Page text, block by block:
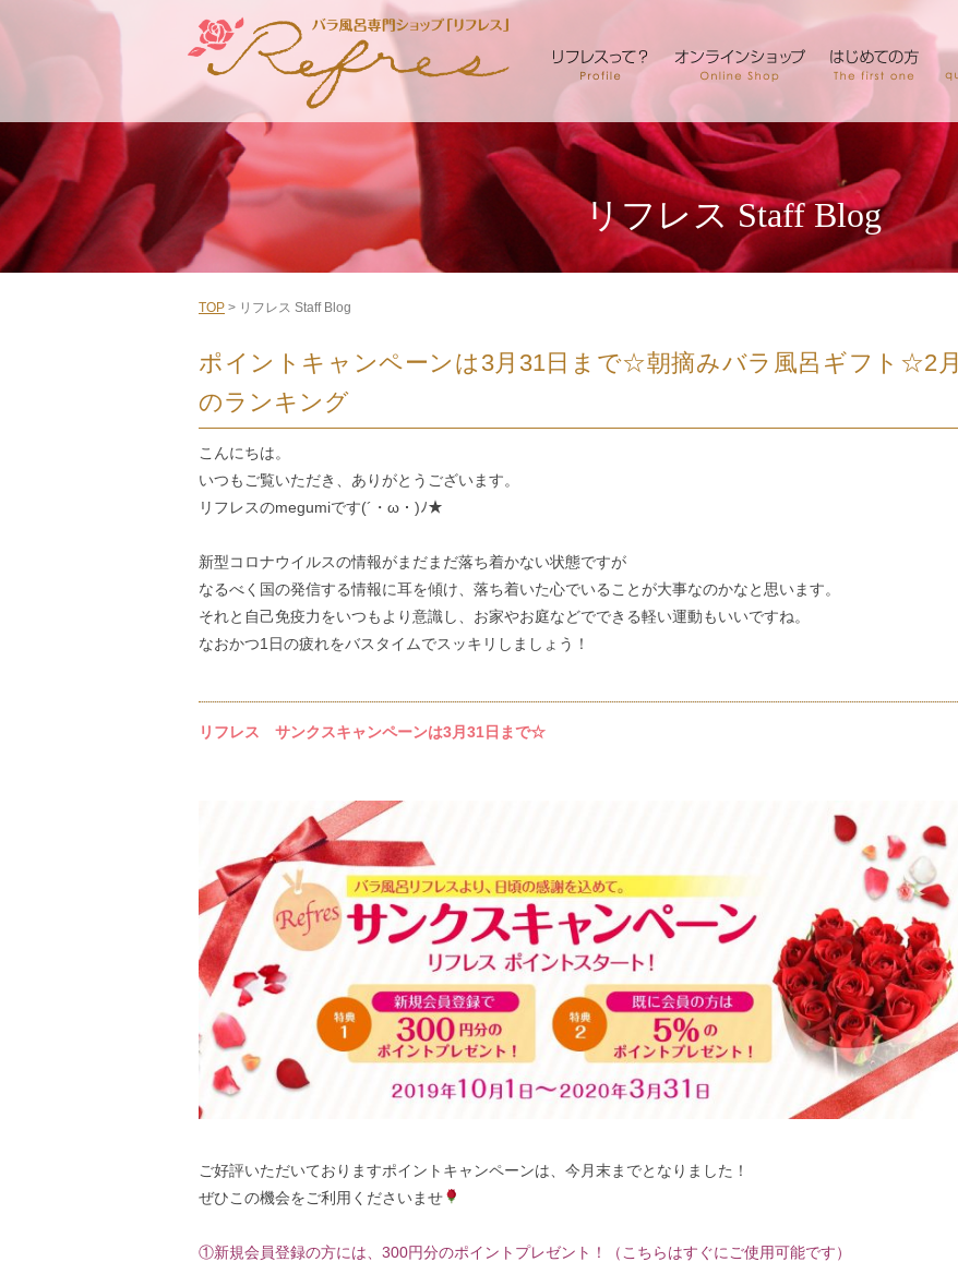
リフレス Staff Blog
TOP > リフレス Staff Blog
ポイントキャンペーンは3月31日まで☆朝摘みバラ風呂ギフト☆2月
のランキング
こんにちは。
いつもご覧いただき、ありがとうございます。
リフレスのmegumiです(´・ω・)ﾉ★
新型コロナウイルスの情報がまだまだ落ち着かない状態ですが
なるべく国の発信する情報に耳を傾け、落ち着いた心でいることが大事なのかなと思います。
それと自己免疫力をいつもより意識し、お家やお庭などでできる軽い運動もいいですね。
なおかつ1日の疲れをバスタイムでスッキリしましょう！
リフレス サンクスキャンペーンは3月31日まで☆
ご好評いただいておりますポイントキャンペーンは、今月末までとなりました！
ぜひこの機会をご利用くださいませ
①新規会員登録の方には、300円分のポイントプレゼント！（こちらはすぐにご使用可能です）